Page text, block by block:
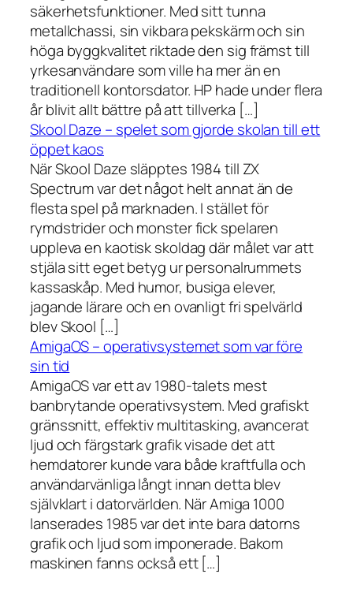
säkerhetsfunktioner. Med sitt tunna
metallchassi, sin vikbara pekskärm och sin
höga byggkvalitet riktade den sig främst till
yrkesanvändare som ville ha mer än en
traditionell kontorsdator. HP hade under flera
år blivit allt bättre på att tillverka […]
Skool Daze – spelet som gjorde skolan till ett
öppet kaos
När Skool Daze släpptes 1984 till ZX
Spectrum var det något helt annat än de
flesta spel på marknaden. I stället för
rymdstrider och monster fick spelaren
uppleva en kaotisk skoldag där målet var att
stjäla sitt eget betyg ur personalrummets
kassaskåp. Med humor, busiga elever,
jagande lärare och en ovanligt fri spelvärld
blev Skool […]
AmigaOS – operativsystemet som var före
sin tid
AmigaOS var ett av 1980-talets mest
banbrytande operativsystem. Med grafiskt
gränssnitt, effektiv multitasking, avancerat
ljud och färgstark grafik visade det att
hemdatorer kunde vara både kraftfulla och
användarvänliga långt innan detta blev
självklart i datorvärlden. När Amiga 1000
lanserades 1985 var det inte bara datorns
grafik och ljud som imponerade. Bakom
maskinen fanns också ett […]